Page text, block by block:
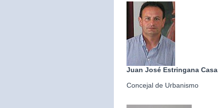
Juan José Estringana
Concejal de Urbanismo